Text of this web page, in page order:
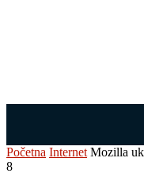
Početna Internet Mozilla
8